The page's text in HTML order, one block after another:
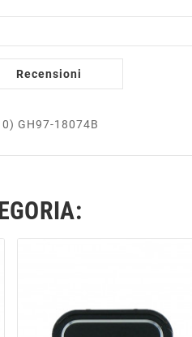
Recensioni
GH97-18074B